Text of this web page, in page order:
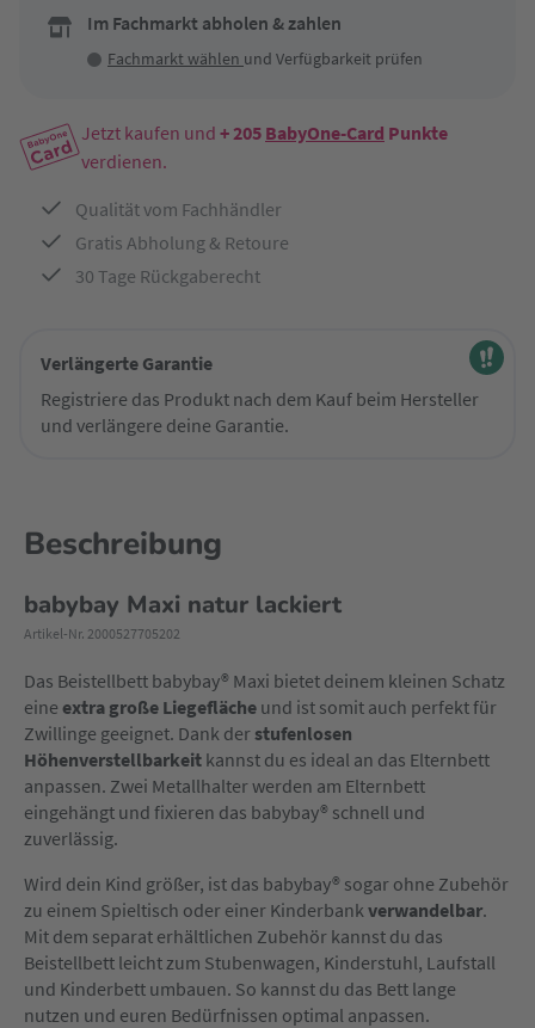
Im Fachmarkt abholen & zahlen
Fachmarkt wählen und Verfügbarkeit prüfen
Jetzt kaufen und + 205 BabyOne-Card Punkte
verdienen.
Qualität vom Fachhändler
Gratis Abholung & Retoure
30 Tage Rückgaberecht
Verlängerte Garantie
Registriere das Produkt nach dem Kauf beim Hersteller
und verlängere deine Garantie.
Beschreibung
babybay Maxi natur lackiert
Artikel-Nr. 2000527705202
Das Beistellbett babybay® Maxi bietet deinem kleinen Schatz
eine extra große Liegefläche und ist somit auch perfekt für
Zwillinge geeignet. Dank derstufenlosen
Höhenverstellbarkeit kannst du es ideal an das Elternbett
anpassen. Zwei Metallhalter werden am Elternbett
eingehängt und fixieren das babybay® schnell und
zuverlässig.
Wird dein Kind größer, ist das babybay® sogar ohne Zubehör
zu einem Spieltisch oder einer Kinderbankverwandelbar.
Mit dem separat erhältlichen Zubehör kannst du das
Beistellbett leicht zum Stubenwagen, Kinderstuhl, Laufstall
und Kinderbett umbauen. So kannst du das Bett lange
nutzen und euren Bedürfnissen optimal anpassen.